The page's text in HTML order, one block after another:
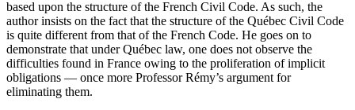
based upon the structure of the French Civil Code. As such, the
author insists on the fact that the structure of the Québec Civil Code
is quite different from that of the French Code. He goes on to
demonstrate that under Québec law, one does not observe the
difficulties found in France owing to the proliferation of implicit
obligations — once more Professor Rémy’s argument for
eliminating them.